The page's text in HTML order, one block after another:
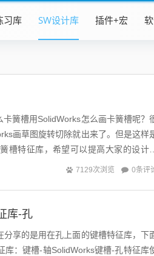
习库 SW设计库 插件+宏
簧槽用SolidWorks怎么画卡簧槽呢？
画草图旋转切除就出来了。但是这样
槽特征库，希望可以提高大家的设计
7129次浏览 0条评
库-孔
享的是用在孔上面的键槽特征库，下
库：键槽-轴SolidWorks键槽-孔特征库